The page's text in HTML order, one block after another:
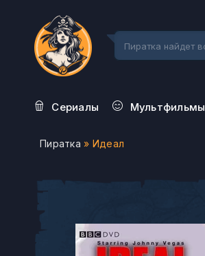
Сериалы Мультфильмы
Пиратка » Идеал